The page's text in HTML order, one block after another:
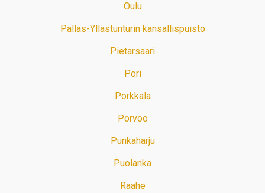
Oulu
Pallas-Yllästunturin kansallispuisto
Pietarsaari
Pori
Porkkala
Porvoo
Punkaharju
Puolanka
Raahe